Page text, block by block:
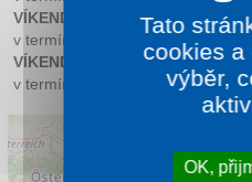
VÍKENDOVÝ PŘÍPLATEK 250 KČ
v termínech 04.01. – 03.05.2026
VÍKENDOVÝ PŘÍPLATEK 440 KČ
v termínech 03.05. – 02.10.2026
Tato
cookies a
výběr,
OK,